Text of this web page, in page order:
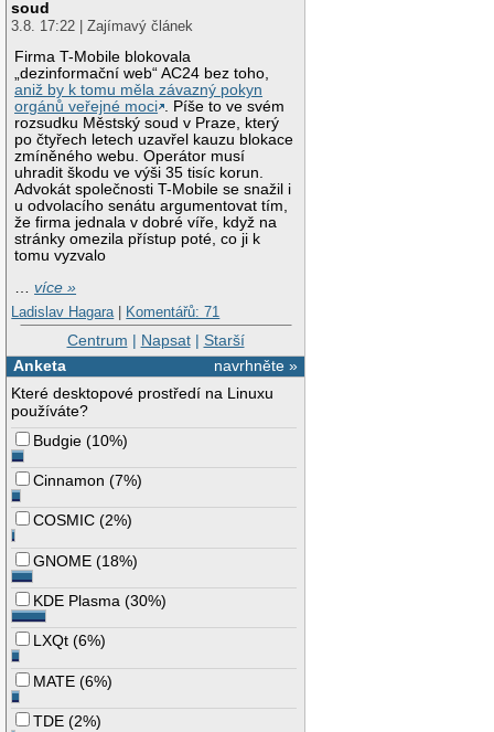
soud
3.8. 17:22 | Zajímavý článek
Firma T-Mobile blokovala
„dezinformační web“ AC24 bez toho,
aniž by k tomu měla závazný pokyn
orgánů veřejné moci . Píše to ve svém
rozsudku Městský soud v Praze, který
po čtyřech letech uzavřel kauzu blokace
zmíněného webu. Operátor musí
uhradit škodu ve výši 35 tisíc korun.
Advokát společnosti T-Mobile se snažil i
u odvolacího senátu argumentovat tím,
že firma jednala v dobré víře, když na
stránky omezila přístup poté, co ji k
tomu vyzvalo
…více »
Ladislav Hagara | Komentářů: 71
Centrum | Napsat| Starší
navrhněte »
Anketa
Které desktopové prostředí na Linuxu
používáte?
Budgie (10%)
Cinnamon (7%)
COSMIC (2%)
GNOME (18%)
KDE Plasma (30%)
LXQt (6%)
MATE (6%)
TDE (2%)